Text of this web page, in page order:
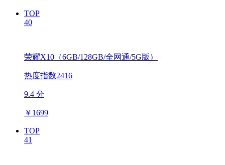
TOP
40
荣耀X10（6GB/128GB/全网通/5G版）
热度指数2416
9.4 分
￥ 1699
TOP
41